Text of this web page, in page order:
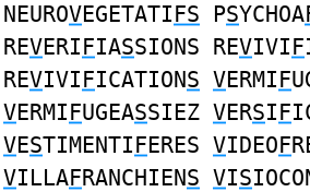
NEUROVEGETATIFS PSYCHOA
REVERIFIASSIONS REVIVIF
REVIVIFICATIONS VERMIF
VERMIFUGEASSIEZ VERSIF
VESTIMENTIFERES VIDEOF
VILLAFRANCHIENS VIS